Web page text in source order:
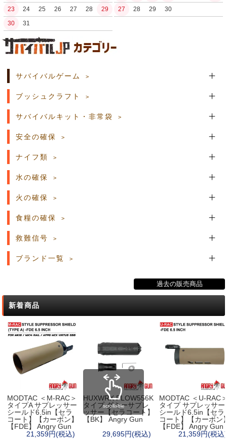
23
24 25 26 27 28
29
30
31
27
28 29 30
土日祝日の商品発送はございません。
サバイバルゲーム
ブッシュクラフト
サバイバルキット・非常袋
安全の確保
ナイフ類
水の確保
火の確保
食糧の確保
救難信号
ブランド一覧
過去の販売商品
新着商品
MODTAC ＜M-RAC＞
タイプA サプレッサー
シールド6.5in【セラ
コート】【カーボン】
【FDE】 Angry Gun
21,359円(税込)
HUXWRX FLOW556K
タイプ ダミーサプレ
ッサー【セラコート】
【BK】 Angry Gun
29,695円(税込)
MODTAC ＜U-RAC
タイプ サプレッサー
シールド6.5in【セラ
コート】【カーボン
【FDE】 Angry Gun
21,359円(税込)
scrollable